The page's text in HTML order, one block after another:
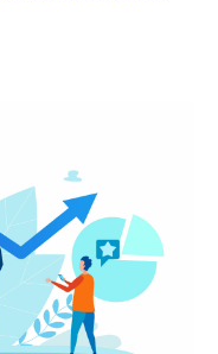
na Zoomtopia